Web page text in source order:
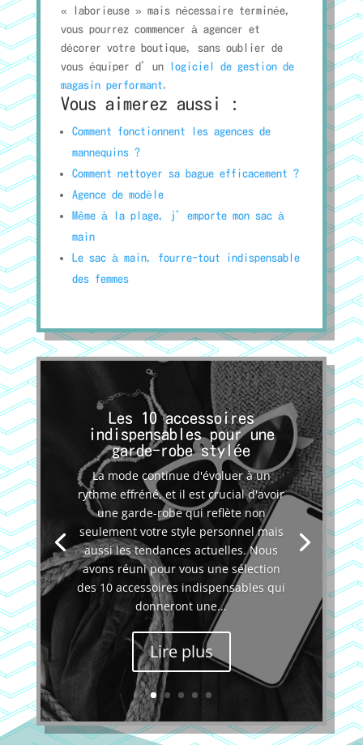
« laborieuse » mais nécessaire terminée,
vous pourrez commencer à agencer et
décorer votre boutique, sans oublier de
vous équiper d’un
logiciel de gestion de
magasin performant.
Vous aimerez aussi :
Comment fonctionnent les agences de
mannequins ?
Comment nettoyer sa bague efficacement ?
Agence de modèle
Même à la plage, j’emporte mon sac à
main
Le sac à main, fourre-tout indispensable
des femmes
Les 10 accessoires
indispensables pour une
garde-robe stylée
La mode continue d'évoluer à un
rythme effréné, et il est crucial d'avoir
une garde-robe qui reflète non
seulement votre style personnel mais
aussi les tendances actuelles. Nous
avons réuni pour vous une sélection
des 10 accessoires indispensables qui
donneront une...
Lire plus